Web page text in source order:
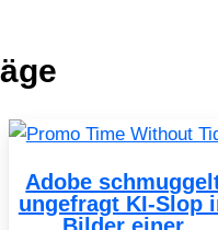
Adobe
ungefragt KI-Slop